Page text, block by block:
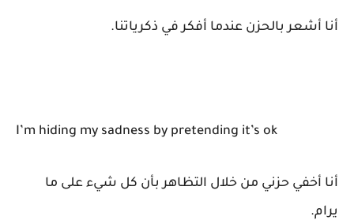
أنا أشعر بالحزن عندما أفكر في ذكرياتنا.
I’m hiding my sadness by pretending it’s ok
أنا أخفي حزني من خلال التظاهر بأن كل شيء على ما
يرام.